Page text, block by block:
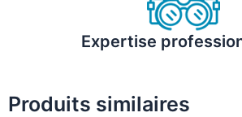
Expertise
Produits similaires